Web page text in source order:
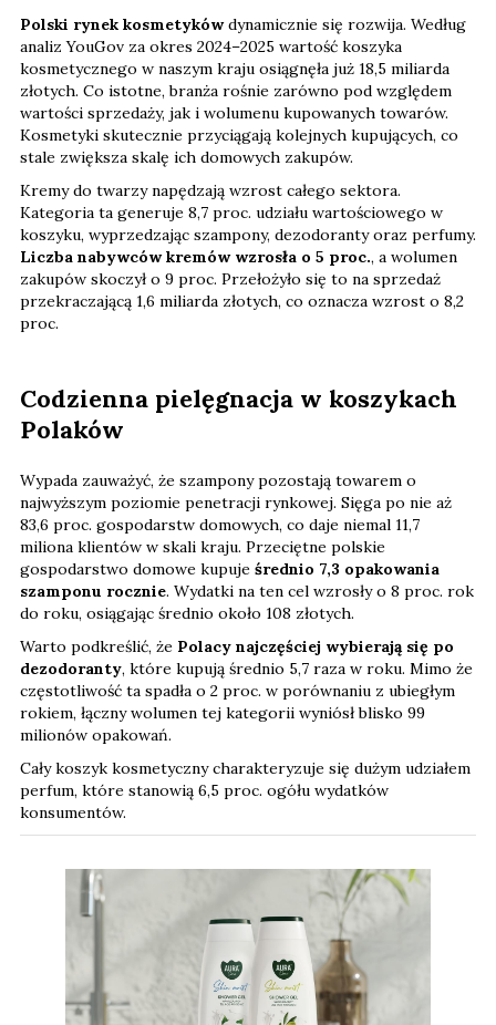
Polski rynek kosmetykówdynamicznie się rozwija. Według
analiz YouGov za okres 2024–2025 wartość koszyka
kosmetycznego w naszym kraju osiągnęła już 18,5 miliarda
złotych. Co istotne, branża rośnie zarówno pod względem
wartości sprzedaży, jak i wolumenu kupowanych towarów.
Kosmetyki skutecznie przyciągają kolejnych kupujących, co
stale zwiększa skalę ich domowych zakupów.
Kremy do twarzy napędzają wzrost całego sektora.
Kategoria ta generuje 8,7 proc. udziału wartościowego w
koszyku, wyprzedzając szampony, dezodoranty oraz perfumy.
Liczba nabywców kremów wzrosła o 5 proc., a wolumen
zakupów skoczył o 9 proc. Przełożyło się to na sprzedaż
przekraczającą 1,6 miliarda złotych, co oznacza wzrost o 8,2
proc.
Codzienna pielęgnacja w koszykach
Polaków
Wypada zauważyć, że szampony pozostają towarem o
najwyższym poziomie penetracji rynkowej. Sięga po nie aż
83,6 proc. gospodarstw domowych, co daje niemal 11,7
miliona klientów w skali kraju. Przeciętne polskie
gospodarstwo domowe kupuje średnio 7,3 opakowania
szamponu rocznie. Wydatki na ten cel wzrosły o 8 proc. rok
do roku, osiągając średnio około 108 złotych.
Warto podkreślić, że Polacy najczęściej wybierają się po
dezodoranty, które kupują średnio 5,7 raza w roku. Mimo że
częstotliwość ta spadła o 2 proc. w porównaniu z ubiegłym
rokiem, łączny wolumen tej kategorii wyniósł blisko 99
milionów opakowań.
Cały koszyk kosmetyczny charakteryzuje się dużym udziałem
perfum, które stanowią 6,5 proc. ogółu wydatków
konsumentów.